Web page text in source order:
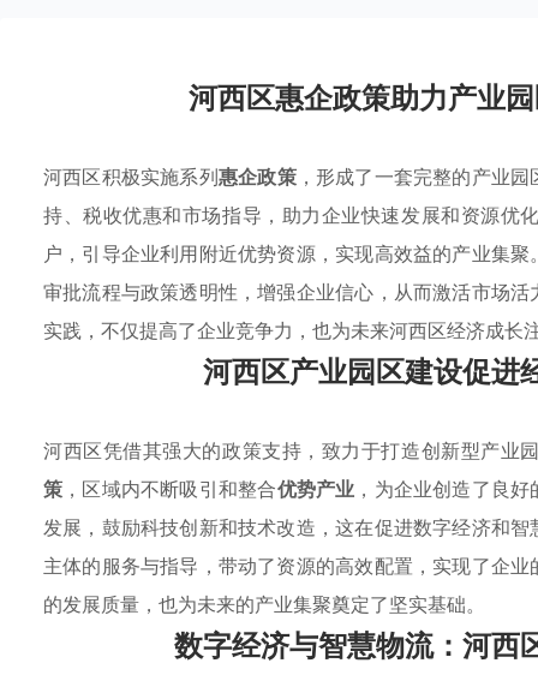
河西区惠企政策助力产业
河西区积极实施系列惠企政策，形成了一套完整的产业
持、税收优惠和市场指导，助力企业快速发展和资源优
户，引导企业利用附近优势资源，实现高效益的产业集
审批流程与政策透明性，增强企业信心，从而激活市场
实践，不仅提高了企业竞争力，也为未来河西区经济成长
河西区产业园区建设促进
河西区凭借其强大的政策支持，致力于打造创新型产业
策 ，区域内不断吸引和整合优势产业 ，为企业创造了良
发展，鼓励科技创新和技术改造，这在促进数字经济和
主体的服务与指导，带动了资源的高效配置，实现了企
的发展质量，也为未来的产业集聚奠定了坚实基础。
数字经济与智慧物流：河西